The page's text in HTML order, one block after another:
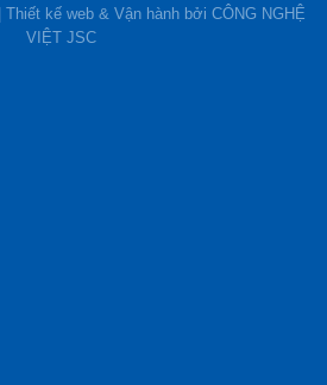
| Thiết kế web & Vận hành bởi CÔNG NGHỆ
VIỆT JSC